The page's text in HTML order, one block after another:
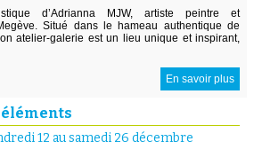
d’Adrianna MJW, artiste peintre et
Situé dans le hameau authentique de
atelier-galerie est un lieu unique et inspirant,
En savoir plus
éléments
12 au samedi 26 décembre